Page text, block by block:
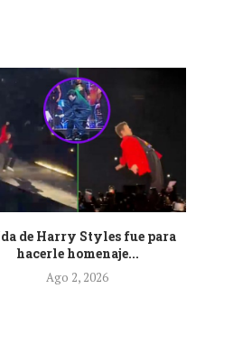
de Harry Styles fue para
hacerle homenaje...
Ago 2, 2026